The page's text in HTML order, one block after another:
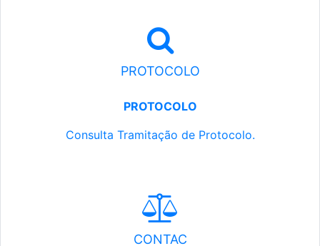
PROTOCOLO
PROTOCOLO
Consulta Tramitação de Protocolo.
CONTAC